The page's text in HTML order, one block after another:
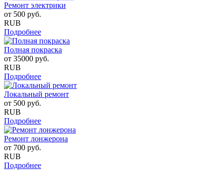
Ремонт электрики
от 500 руб.
RUB
Подробнее
Полная покраска
от 35000 руб.
RUB
Подробнее
Локальный ремонт
от 500 руб.
RUB
Подробнее
Ремонт лонжерона
от 700 руб.
RUB
Подробнее